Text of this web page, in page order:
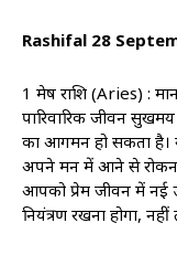
Rashifal 28
1 मेष राशि (Aries) :
पारिवारिक जीवन सुखमय
का आगमन हो सकता है।
अपने मन में आने से
आपको प्रेम जीवन में नई
नियंत्रण रखना होगा, नहीं